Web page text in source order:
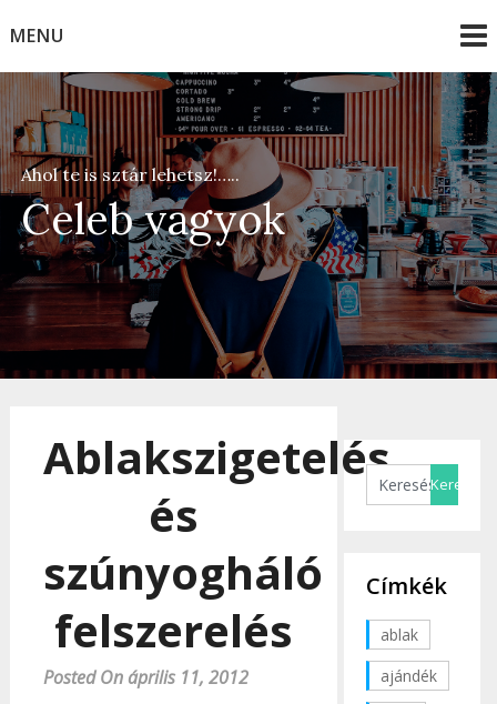
toMENU
Celeb vagyok
Ahol te is sztár lehetsz!…..
Ablakszigetelés
és
szúnyogháló
felszerelés
Posted On április 11, 2012
Címkék
ablak
ajándék